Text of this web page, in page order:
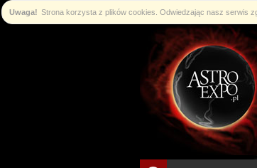
Uwaga! Strona korzysta z plików cookies. Odwiedzając nasz serwis